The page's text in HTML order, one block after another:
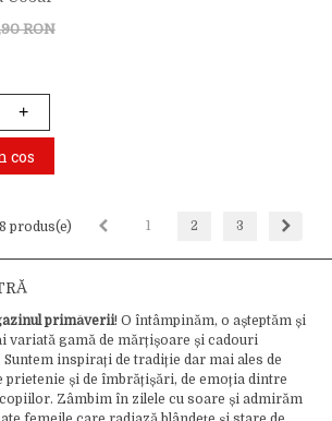
RON
+
cos
produs(e) Inapoi1 2 3
primăverii! O întâmpinăm, o așteptăm și
variată gamă de mărțișoare și cadouri
inspirați de tradiție dar mai ales de
prietenie și de îmbrățișări, de emoția dintre
Zâmbim în zilele cu soare și admirăm